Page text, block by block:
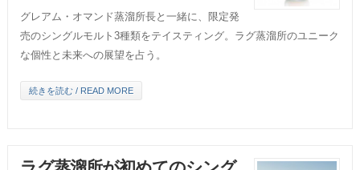
グレアム・オマンド蒸溜所長と一緒に、限定発
売のシングルモルト3種類をテイスティング。ラグ蒸溜所のユニーク
な個性と未来への展望を占う。
続きを読む / READ MORE